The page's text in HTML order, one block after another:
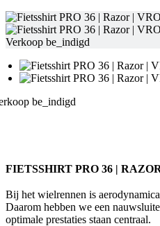
Verkoop be_indigd
be_indigd
FIETSSHIRT PRO 36 |
Bij het wielrennen is
Daarom hebben we een
optimale prestaties staan centraal.